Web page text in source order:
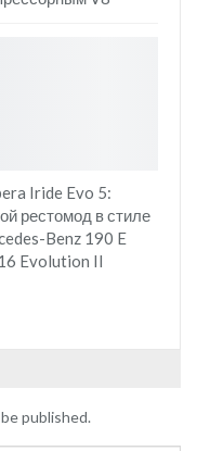
Iride Evo 5:
рестомод в стиле
Benz 190 E
Evolution II
published.